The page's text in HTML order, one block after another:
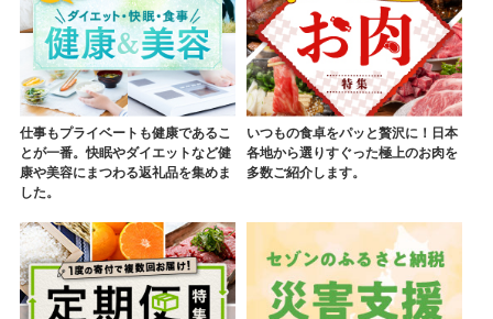
仕事もプライベートも健康であるこ
とが一番。快眠やダイエットなど健
康や美容にまつわる返礼品を集めま
した。
いつもの食卓をパッと贅沢に！日本
各地から選りすぐった極上のお肉を
多数ご紹介します。